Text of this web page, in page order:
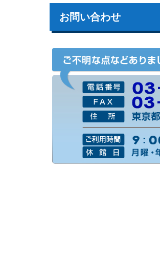
お問い合わせ